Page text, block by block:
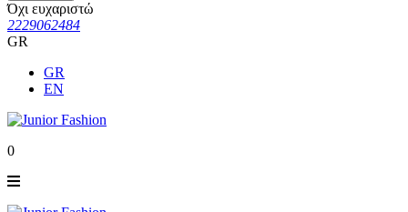
Όχι ευχαριστώ
2229062484
GR
GR
EN
0